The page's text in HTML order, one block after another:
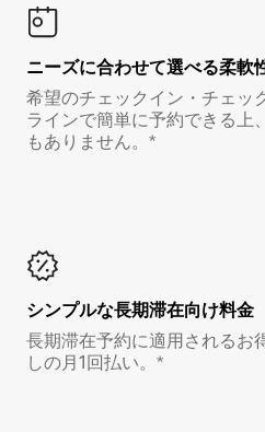
ニーズに合わせて選べる柔軟
希望のチェックイン・チェッ
ラインで簡単に予約できる上
もありません。*
シンプルな長期滞在向け料金
長期滞在予約に適用されるお
しの月1回払い。*